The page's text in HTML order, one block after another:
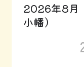
2026年8月
小幡）